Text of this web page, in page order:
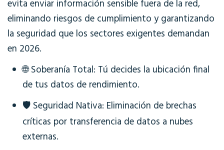
evita enviar información sensible fuera de la red,
eliminando riesgos de cumplimiento y garantizando
la seguridad que los sectores exigentes demandan
en 2026.
🌐 Soberanía Total: Tú decides la ubicación final
de tus datos de rendimiento.
🛡️ Seguridad Nativa: Eliminación de brechas
críticas por transferencia de datos a nubes
externas.